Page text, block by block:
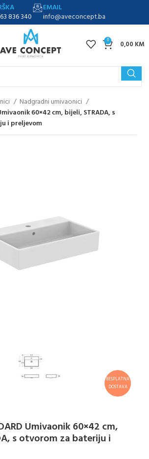
836 340
EMAIL
info@aveconcept.ba
0 0,00 KM
Nadgradni umivaonici
60×42 cm, bijeli, STRADA, s
i preljevom
BESPLATNA
DOSTAVA
Umivaonik 60×42 cm,
s otvorom za bateriju i